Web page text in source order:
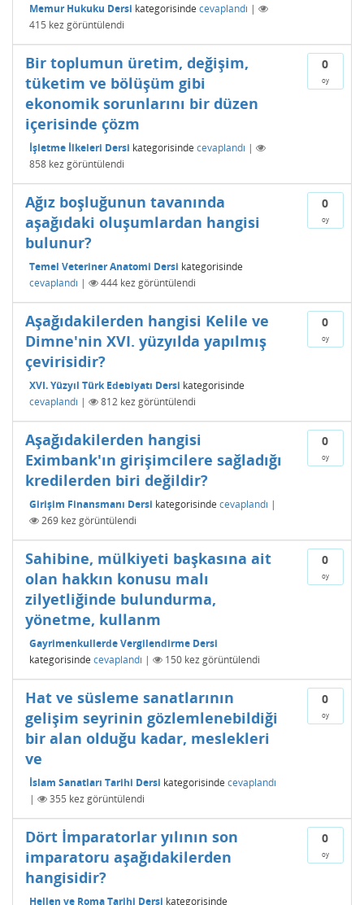
Memur Hukuku Dersi kategorisinde cevaplandı |
415 kez görüntülendi
0
oy
Bir toplumun üretim, değişim,
tüketim ve bölüşüm gibi
ekonomik sorunlarını bir düzen
içerisinde çözm
İşletme İlkeleri Dersi kategorisinde cevaplandı |
858 kez görüntülendi
0
oy
Ağız boşluğunun tavanında
aşağıdaki oluşumlardan hangisi
bulunur?
Temel Veteriner Anatomi Dersi kategorisinde
cevaplandı | 444 kez görüntülendi
0
oy
Aşağıdakilerden hangisi Kelile ve
Dimne'nin XVI. yüzyılda yapılmış
çevirisidir?
XVI. Yüzyıl Türk Edebiyatı Dersi kategorisinde
cevaplandı | 812 kez görüntülendi
0
oy
Aşağıdakilerden hangisi
Eximbank'ın girişimcilere sağladığı
kredilerden biri değildir?
Girişim Finansmanı Dersi kategorisinde cevaplandı |
269 kez görüntülendi
0
oy
Sahibine, mülkiyeti başkasına ait
olan hakkın konusu malı
zilyetliğinde bulundurma,
yönetme, kullanm
Gayrimenkullerde Vergilendirme Dersi
kategorisinde cevaplandı | 150 kez görüntülendi
0
oy
Hat ve süsleme sanatlarının
gelişim seyrinin gözlemlenebildiği
bir alan olduğu kadar, meslekleri
ve
İslam Sanatları Tarihi Dersi kategorisinde cevaplandı
|
355 kez görüntülendi
0
oy
Dört İmparatorlar yılının son
imparatoru aşağıdakilerden
hangisidir?
Hellen ve Roma Tarihi Dersi kategorisinde